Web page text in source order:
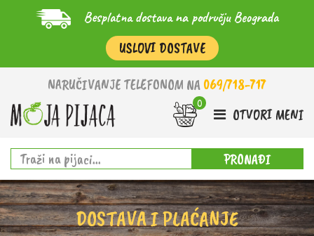
Besplatna dostava na području Beograda
USLOVI DOSTAVE
NARUČIVANJE TELEFONOM NA 069/718-717
OTVORI MENI
PRONAĐI
DOSTAVA I PLAĆANJE